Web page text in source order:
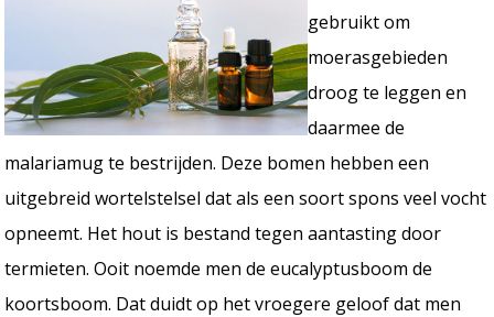
gebruikt om
moerasgebieden
droog te leggen en
daarmee de
malariamug te bestrijden. Deze bomen hebben een
uitgebreid wortelstelsel dat als een soort spons veel vocht
opneemt. Het hout is bestand tegen aantasting door
termieten. Ooit noemde men de eucalyptusboom de
koortsboom. Dat duidt op het vroegere geloof dat men